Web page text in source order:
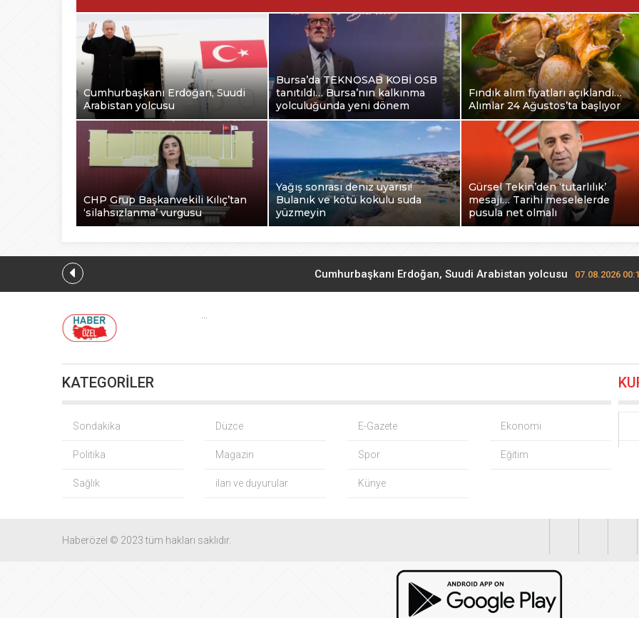
Cumhurbaşkanı Erdoğan, Suudi
Arabistan yolcusu
Bursa’da TEKNOSAB KOBİ OSB
tanıtıldı… Bursa’nın kalkınma
yolculuğunda yeni dönem
Fındık alım fiyatları açıklandı…
Alımlar 24 Ağustos’ta başlıyor
CHP Grup Başkanvekili Kılıç’tan
‘silahsızlanma’ vurgusu
Yağış sonrası deniz uyarısı!
Bulanık ve kötü kokulu suda
yüzmeyin
Gürsel Tekin’den ‘tutarlılık’
mesajı… Tarihi meselelerde
pusula net olmalı
Cumhurbaşkanı Erdoğan, Suudi Arabistan yolcusu 07.08.2026
06.08.2026
Yağış sonrası deniz uyarısı! Bulanık ve kötü kokulu suda yüzmeyin
Gürsel Tekin’den ‘tutarlılık’ mesajı… Tarihi meselelerde pusula net olmalı
BNP Paribas Cardif Türkiye’nin İç Denetim Direktörü Mustafa Güneş oldu
TOFAŞ’ın rakipleri belli oldu! İşte yeni sezon fikstürü
KATEGORİLER
Sondakika Düzce E-Gazete Ekonomi
Politika Magazin Spor Eğitim
Sağlık ilan ve duyurular Künye
Haberözel © 2023 tüm hakları saklıdır.